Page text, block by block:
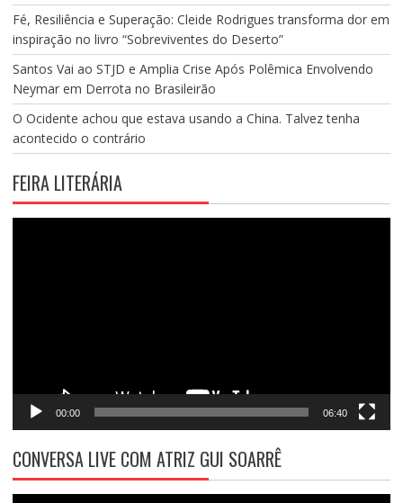
Fé, Resiliência e Superação: Cleide Rodrigues transforma dor em
inspiração no livro “Sobreviventes do Deserto”
Santos Vai ao STJD e Amplia Crise Após Polêmica Envolvendo
Neymar em Derrota no Brasileirão
O Ocidente achou que estava usando a China. Talvez tenha
acontecido o contrário
FEIRA LITERÁRIA
00:00 06:40
CONVERSA LIVE COM ATRIZ GUI SOARRÊ